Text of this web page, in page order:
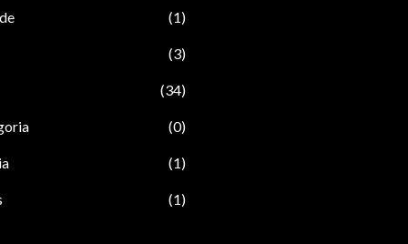
(1)
(3)
(34)
(0)
(1)
(1)